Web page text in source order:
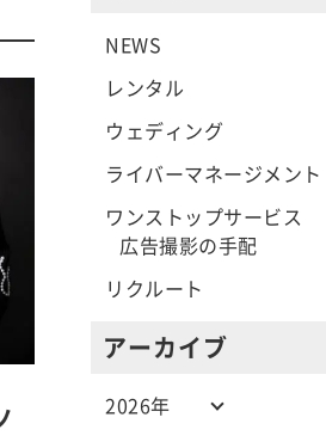
NEWS
レンタル
ウェディング
ライバーマネージメント
ワンストップサービス
広告撮影の手配
リクルート
アーカイブ
2026年